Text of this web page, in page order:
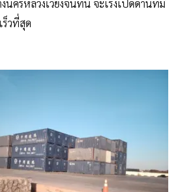
งนครหลวงเวียงจันทน์ จะเร่งเปิดด่านที่มี
ร็วที่สุด